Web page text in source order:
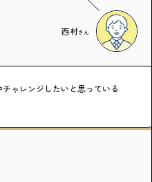
西村さん
ャレンジしたいと思っている